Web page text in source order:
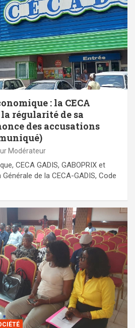
: la CECA
régularité de sa
des accusations
Modérateur
CECA GADIS, GABOPRIX et
de la CECA-GADIS, Code